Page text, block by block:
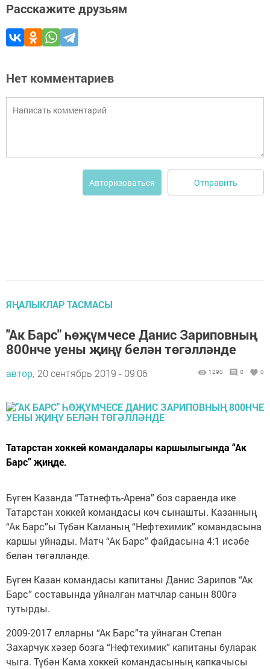
Расскажите друзьям
Нет комментариев
Авторизоваться Отправить
ЯҢАЛЫКЛАР ТАСМАСЫ
"Ак Барс" һөҗүмчесе Данис Зариповның
800нче уены җиңү белән төгәлләнде
автор, 20 сентябрь 2019 - 09:06 1290 0 0
Татарстан хоккей командалары каршылыгында “Ак
Барс” җиңде.
Бүген Казанда “Татнефть-Арена” боз сараенда ике
Татарстан хоккей командасы көч сынашты. Казанның
“Ак Барс”ы Түбән Каманың “Нефтехимик” командасына
каршы уйнады. Матч “Ак Барс” файдасына 4:1 исәбе
белән төгәлләнде.
Бүген Казан командасы капитаны Данис Зарипов “Ак
Барс” составында уйналган матчлар санын 800гә
тутырды.
2009-2017 елларны “Ак Барс”та уйнаган Степан
Захарчук хәзер бозга “Нефтехимик” капитаны буларак
чыга. Түбән Кама хоккей командасының капкачысы